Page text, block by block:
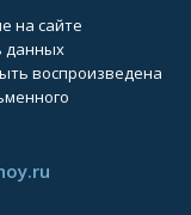
на сайте
данных
воспроизведена